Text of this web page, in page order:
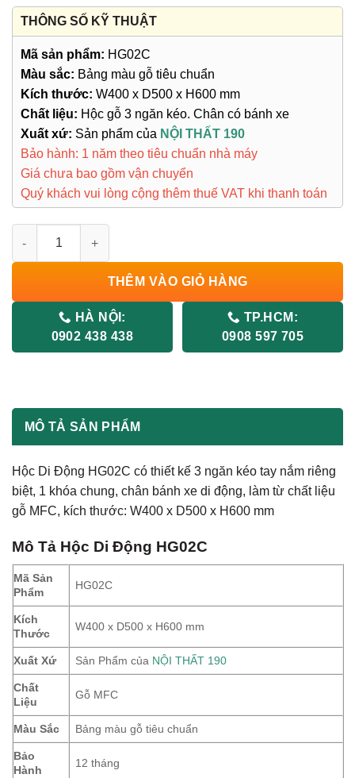
đánh giá
THÔNG SỐ KỸ THUẬT
Mã sản phẩm: HG02C
Màu sắc: Bảng màu gỗ tiêu chuẩn
Kích thước: W400 x D500 x H600 mm
Chất liệu: Hộc gỗ 3 ngăn kéo. Chân có bánh xe
Xuất xứ: Sản phẩm của NỘI THẤT 190
Bảo hành: 1 năm theo tiêu chuẩn nhà máy
Giá chưa bao gồm vận chuyển
Quý khách vui lòng cộng thêm thuế VAT khi thanh toán
THÊM VÀO GIỎ HÀNG
HÀ NỘI:
0902 438 438
TP.HCM:
0908 597 705
MÔ TẢ SẢN PHẨM
Hộc Di Động HG02C có thiết kế 3 ngăn kéo tay nắm riêng
biệt, 1 khóa chung, chân bánh xe di động, làm từ chất liệu
gỗ MFC, kích thước: W400 x D500 x H600 mm
Mô Tả Hộc Di Động HG02C
Mã Sản
Phẩm
HG02C
Kích
Thước
W400 x D500 x H600 mm
Xuất Xứ Sản Phẩm của NỘI THẤT 190
Chất
Liệu
Gỗ MFC
Màu Sắc Bảng màu gỗ tiêu chuẩn
Bảo
Hành
12 tháng